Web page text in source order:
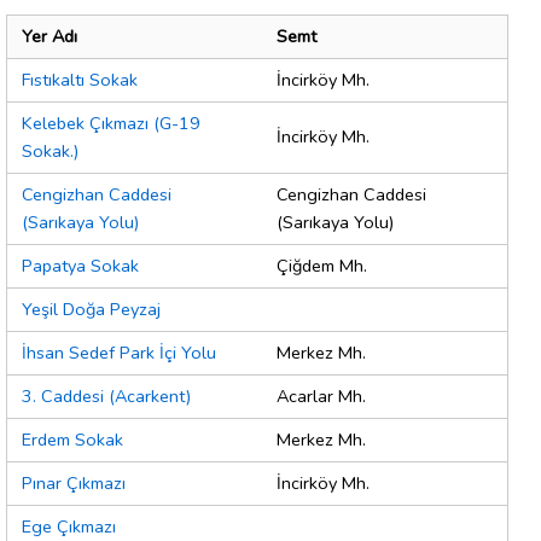
Yer Adı
Semt
Fıstıkaltı Sokak
İncirköy Mh.
Kelebek Çıkmazı (G-19
Sokak.)
İncirköy Mh.
Cengizhan Caddesi
(Sarıkaya Yolu)
Cengizhan Caddesi
(Sarıkaya Yolu)
Papatya Sokak
Çiğdem Mh.
Yeşil Doğa Peyzaj
İhsan Sedef Park İçi Yolu
Merkez Mh.
3. Caddesi (Acarkent)
Acarlar Mh.
Erdem Sokak
Merkez Mh.
Pınar Çıkmazı
İncirköy Mh.
Ege Çıkmazı